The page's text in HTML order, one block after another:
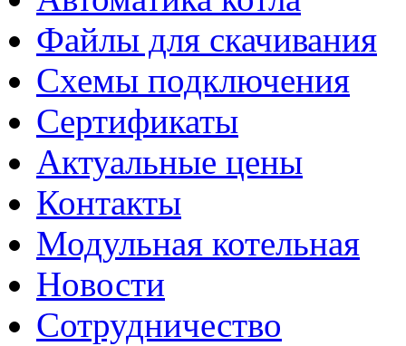
Файлы для скачивания
Схемы подключения
Сертификаты
Актуальные цены
Контакты
Модульная котельная
Новости
Сотрудничество